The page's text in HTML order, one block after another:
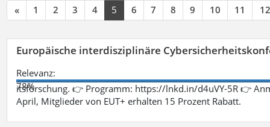
« 1 2 3 4 5 6 7 8 9 10 11 12
Europäische interdisziplinäre
Relevanz:
78%
itsforschung. 👉 Programm: https://lnkd.in/d4uVY-5R 👉
April, Mitglieder von EUT+ erhalten 15 Prozent Rabatt.